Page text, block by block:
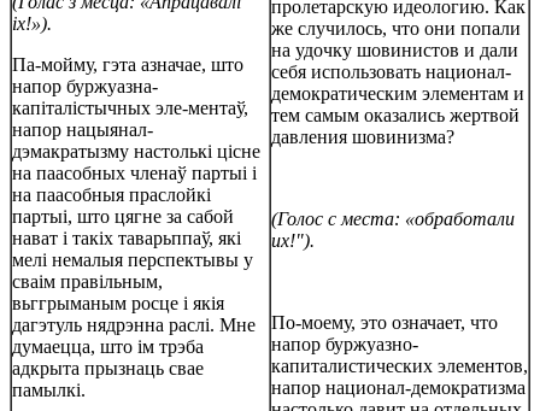
іх!»).
Па-мойму, гэта азначае, што
напор буржуазна-
капіталістычных эле-ментаў,
напор нацыянал-
дэмакратызму настолькі цісне
на паасобных членаў партыі і
на паасобныя праслойкі
партыі, што цягне за сабой
нават і такіх таварьппаў, які
мелі немалыя перспектывы у
сваім правільным,
вьггрыманым росце і якія
дагэтуль нядрэнна раслі. Мне
думаецца, што ім трэба
адкрыта прызнаць свае
памылкі.
пролетарскую идеологию. Как
же случилось, что они попали
на удочку шовинистов и дали
себя использовать национал-
демократическим элементам и
тем самым оказались жертвой
давления шовинизма?
(Голос с места: «обработали
их!").
По-моему, это означает, что
напор буржуазно-
капиталистических элементов,
напор национал-демократизма